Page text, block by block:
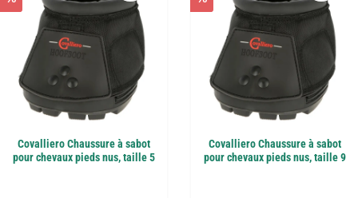
Covalliero Chaussure à sabot
pour chevaux pieds nus, taille 5
Covalliero Chaussure à sabot
pour chevaux pieds nus, taille 9